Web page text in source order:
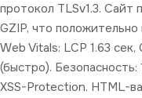
протокол TLSv1.3.
GZIP, что положительно
Web Vitals: LCP 1.63
(быстро).
XSS-Protection. HTML-